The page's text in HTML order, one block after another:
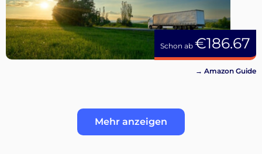
Schon ab €186.67
→ Amazon Guide
Mehr anzeigen